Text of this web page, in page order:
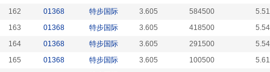
162
01368 特步国际 3.605 584500
163
01368 特步国际 3.605 418500
164
01368 特步国际 3.605 291500
165
01368 特步国际 3.605 100500